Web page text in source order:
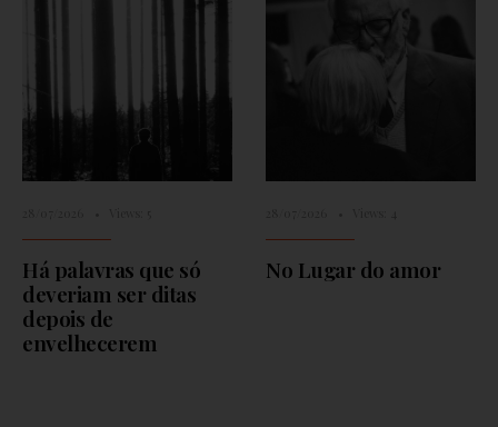
Há palavras que só
deveriam ser ditas
depois de
envelhecerem
No Lugar do amor